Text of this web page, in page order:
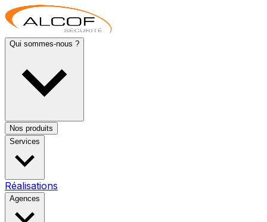
Qui sommes-nous ?
Nos produits
Services
Réalisations
Agences